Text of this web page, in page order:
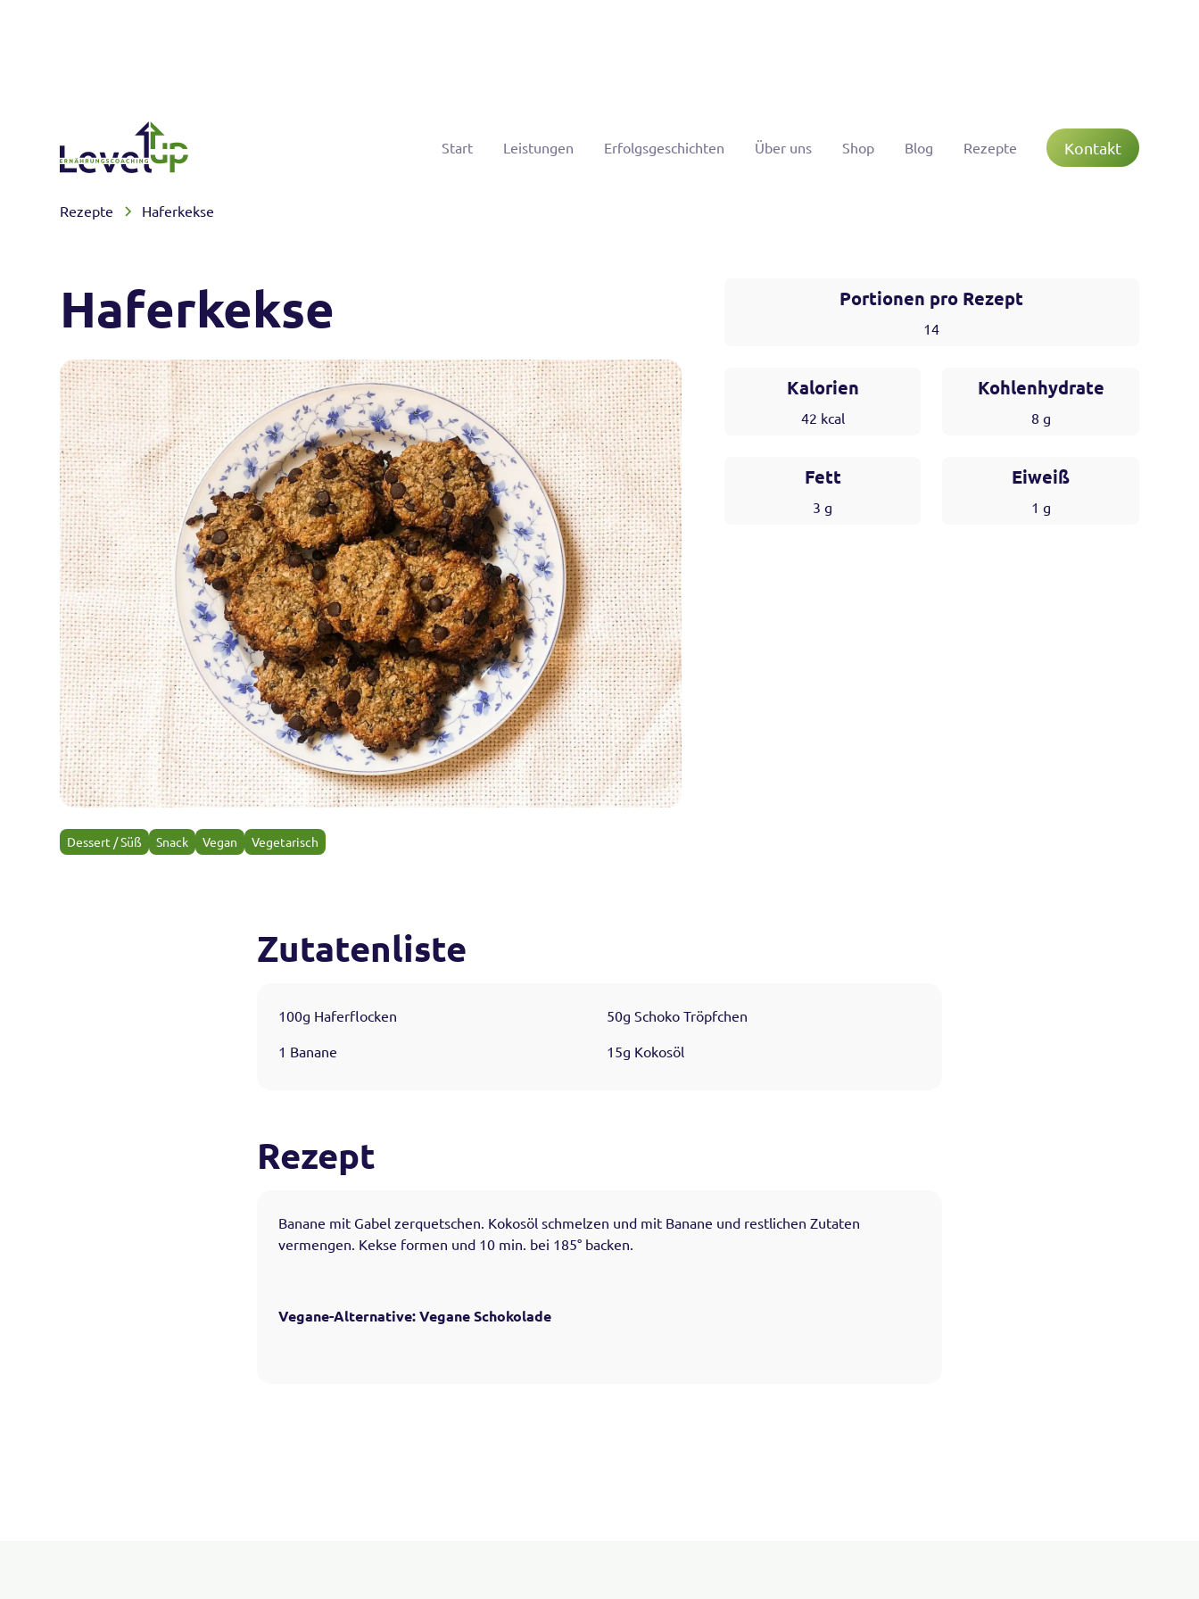
Start Leistungen Erfolgsgeschichten Über uns Shop Blog Rezepte Kontakt
Rezepte Haferkekse
Haferkekse
Dessert / Süß Snack Vegan Vegetarisch
Portionen pro Rezept
14
Kalorien
42 kcal
Kohlenhydrate
8 g
Fett
3 g
Eiweiß
1 g
Zutatenliste
100g Haferflocken
1 Banane
50g Schoko Tröpfchen
15g Kokosöl
Rezept
Banane mit Gabel zerquetschen. Kokosöl schmelzen und mit Banane und restlichen Zutaten
vermengen. Kekse formen und 10 min. bei 185° backen.
Vegane-Alternative: Vegane Schokolade